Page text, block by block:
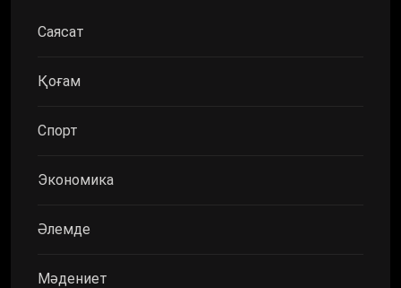
Саясат
Қоғам
Спорт
Экономика
Әлемде
Мәдениет